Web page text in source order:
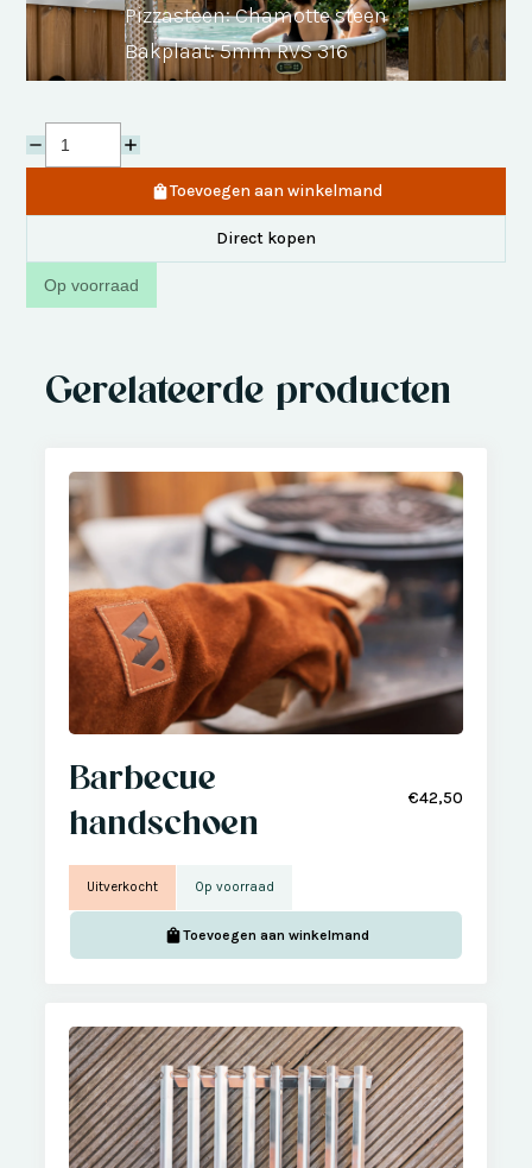
Pizzasteen: Chamotte steen
Bakplaat: 5mm RVS 316
Toevoegen aan winkelmand
Direct kopen
Op voorraad
Gerelateerde producten
Barbecue
handschoen
€42,50
Uitverkocht Op voorraad
Toevoegen aan winkelmand